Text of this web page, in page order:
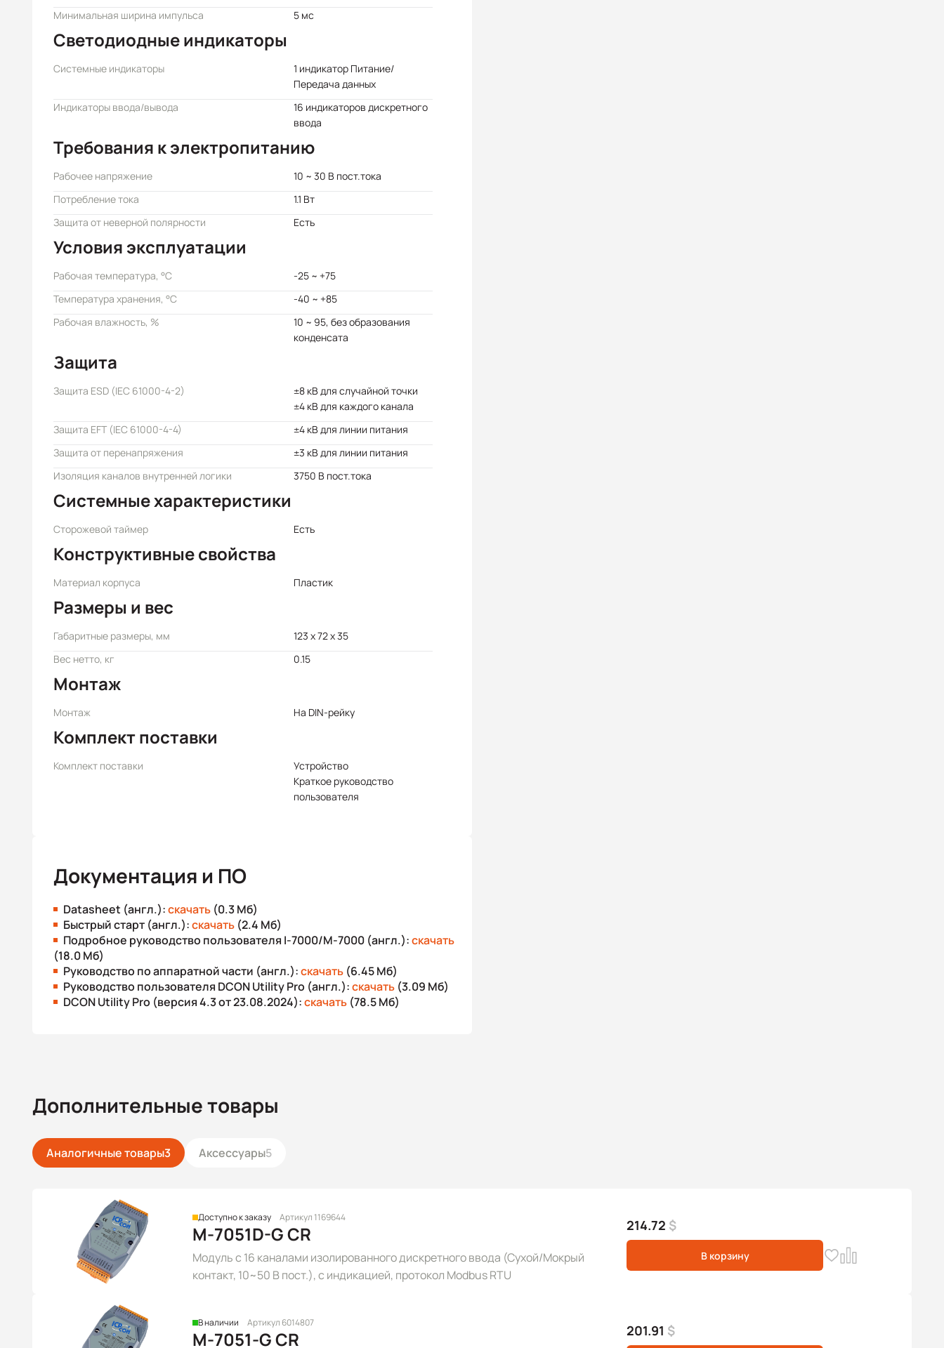
Минимальная ширина импульса 5 мс
Светодиодные индикаторы
Системные индикаторы
1 индикатор Питание/
Передача данных
Индикаторы ввода/вывода
16 индикаторов дискретного
ввода
Требования к электропитанию
Рабочее напряжение
10 ~ 30 В пост.тока
Потребление тока
1.1 Вт
Защита от неверной полярности
Есть
Условия эксплуатации
Рабочая температура, °C
-25 ~ +75
Температура хранения, °C
-40 ~ +85
Рабочая влажность, %
10 ~ 95, без образования
конденсата
Защита
Защита ESD (IEC 61000-4-2)
±8 кВ для случайной точки
±4 кВ для каждого канала
Защита EFT (IEC 61000-4-4)
±4 кВ для линии питания
Защита от перенапряжения
±3 кВ для линии питания
Изоляция каналов внутренней логики
3750 В пост.тока
Системные характеристики
Сторожевой таймер Есть
Конструктивные свойства
Материал корпуса Пластик
Размеры и вес
Габаритные размеры, мм
123 x 72 x 35
Вес нетто, кг
0.15
Монтаж
Монтаж На DIN-рейку
Комплект поставки
Комплект поставки
Устройство
Краткое руководство
пользователя
Документация и ПО
Datasheet (англ.):скачать (0.3 Мб)
Быстрый старт (англ.):скачать (2.4 Мб)
Подробное руководство пользователя I-7000/M-7000 (англ.):скачать
(18.0 Мб)
Руководство по аппаратной части (англ.):скачать (6.45 Мб)
Руководство пользователя DCON Utility Pro (англ.):скачать (3.09 Мб)
DCON Utility Pro (версия 4.3 от 23.08.2024):скачать (78.5 Мб)
Дополнительные товары
Аналогичные товары3 Аксессуары5
Доступно к заказу Артикул 1169644
M-7051D-G CR
Модуль с 16 каналами изолированного дискретного ввода (Сухой/Мокрый
контакт, 10~50 В пост.), с индикацией, протокол Modbus RTU
214.72 $
В корзину
В наличии Артикул 6014807
M-7051-G CR 201.91 $